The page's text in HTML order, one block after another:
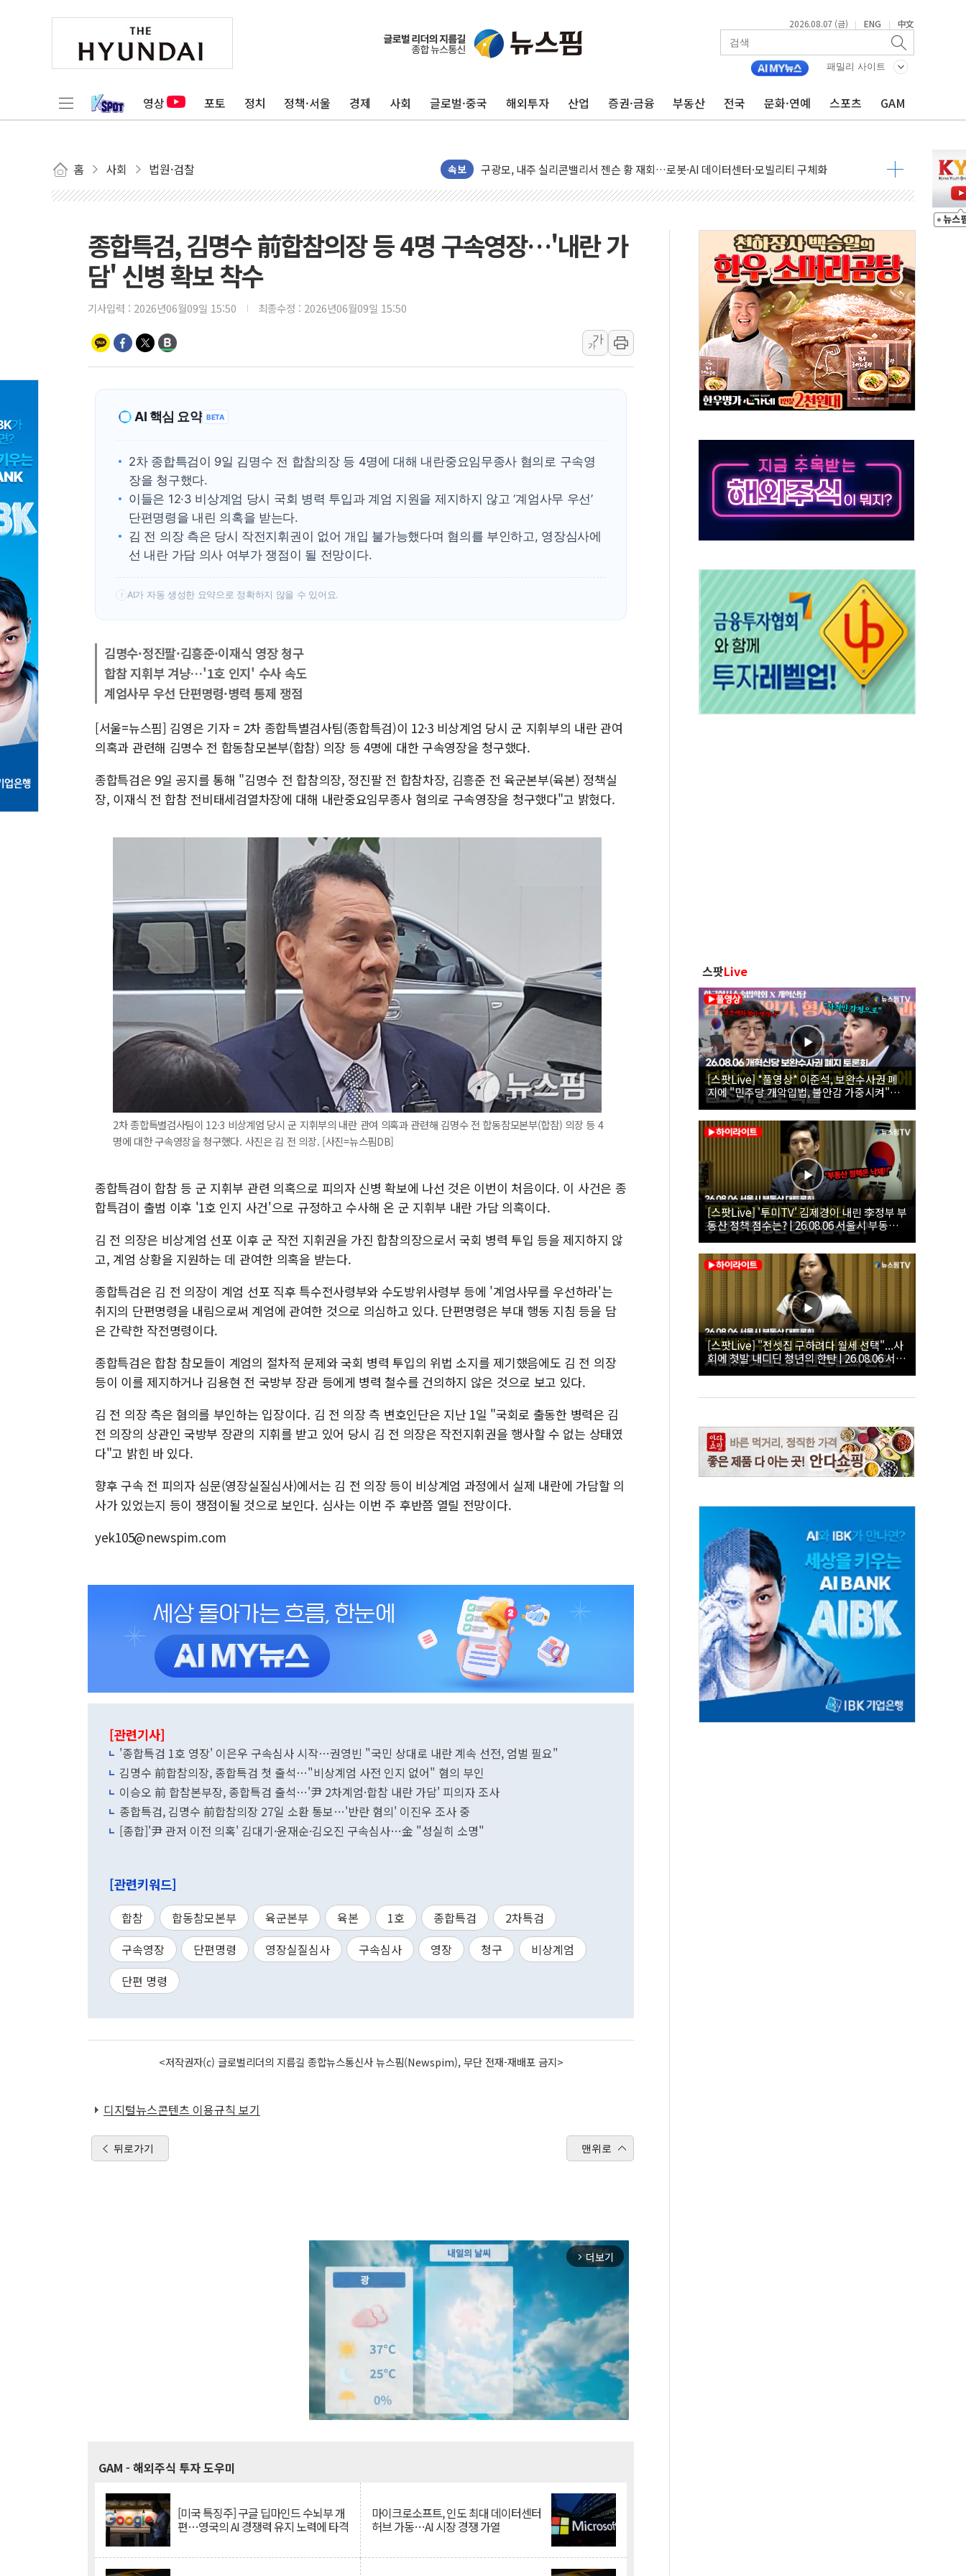
2026.08.07 (금) | ENG | 中文
패밀리 사이트
영상 포토 정치 정책·서울 경제 사회 글로벌·중국 해외투자 산업 증권·금융 부동산 전국 문화·연예 스포츠 GAM
홈 사회 법원·검찰 속보
유럽증시, 견조한 실적 소화하며 대부분 상승… "2분기 기업 순이익 21% 증가" 전망
리투아니아 국방 "러, 우크라 드론으로 나토 회원국 공격 검토… 거짓 깃발 작전"
뉴욕증시 개장 전 특징주...모더나·아이온큐·도어대시↑ VS 샌디스크·피그마·앱러빈↓
김정관 장관 "영업이익 N% 성과급 반대…상법·자본시장법 개정 논의"
청와대, 북한 단거리 탄도미사일 발사에 긴급 안보 점검회의
금값 7주 만에 최고…美 고용 둔화·호르무즈 재개방 기대에 강세
[인도증시] 중동 긴장 완화에 실적 호조까지, 상승...호실적 보고 기업 상승세 뚜렷
러, 1인칭시점 드론으로 우크라 민간인 '사파리' 공격… 시민들 공포감 극대화 전략
[베트남 증시] 지수 하락 속 'DGC' 임시 주총 기대감에 홀로 상한가…마진 잔액은 사상 최고
'월가의 황제' 다이먼 "금융시장 레버리지 위험수위…숨은 차입이 더 큰 변수"
양주 섬유염색공장서 화재 1명 중상…대응 1단계 진압 중
김정관 산업부 장관 "주 52시간 손봐야, 경쟁상대 中과 비교해야"
해군 1함대 창설 80주년…지역과 함께하는 '선봉'의 대민 봉사
동해해경, 독도 해상서 부유물 감긴 어선 구조
주한미군 "오산기지 누출, 백린 아닌 무해한 표면 부식 물질"
구미 폐염산처리업체서 불 2시간30여분만에 진화...외국인 노동자 숨져
종합특검, 김명수 前합참의장 등 4명 구속영장…'내란 가
담' 신병 확보 착수
기사입력 : 2026년06월09일 15:50 최종수정 : 2026년06월09일 15:50
가
가
AI 핵심 요약 BETA
2차 종합특검이 9일 김명수 전 합참의장 등 4명에 대해 내란중요임무종사 혐의로 구속영
장을 청구했다.
이들은 12·3 비상계엄 당시 국회 병력 투입과 계엄 지원을 제지하지 않고 ‘계엄사무 우선’
단편명령을 내린 의혹을 받는다.
김 전 의장 측은 당시 작전지휘권이 없어 개입 불가능했다며 혐의를 부인하고, 영장심사에
선 내란 가담 의사 여부가 쟁점이 될 전망이다.
! AI가 자동 생성한 요약으로 정확하지 않을 수 있어요.
김명수·정진팔·김흥준·이재식 영장 청구
합참 지휘부 겨냥…'1호 인지' 수사 속도
계엄사무 우선 단편명령·병력 통제 쟁점
[서울=뉴스핌] 김영은 기자 = 2차 종합특별검사팀(종합특검)이 12·3 비상계엄 당시 군 지휘부의 내란 관여
의혹과 관련해 김명수 전 합동참모본부(합참) 의장 등 4명에 대한 구속영장을 청구했다.
종합특검은 9일 공지를 통해 "김명수 전 합참의장, 정진팔 전 합참차장, 김흥준 전 육군본부(육본) 정책실
장, 이재식 전 합참 전비태세검열차장에 대해 내란중요임무종사 혐의로 구속영장을 청구했다"고 밝혔다.
2차 종합특별검사팀이 12·3 비상계엄 당시 군 지휘부의 내란 관여 의혹과 관련해 김명수 전 합동참모본부(합참) 의장 등 4
명에 대한 구속영장을 청구했다. 사진은 김 전 의장. [사진=뉴스핌DB]
종합특검이 합참 등 군 지휘부 관련 의혹으로 피의자 신병 확보에 나선 것은 이번이 처음이다. 이 사건은 종
합특검이 출범 이후 '1호 인지 사건'으로 규정하고 수사해 온 군 지휘부 내란 가담 의혹이다.
김 전 의장은 비상계엄 선포 이후 군 작전 지휘권을 가진 합참의장으로서 국회 병력 투입 등을 제지하지 않
고, 계엄 상황을 지원하는 데 관여한 의혹을 받는다.
종합특검은 김 전 의장이 계엄 선포 직후 특수전사령부와 수도방위사령부 등에 '계엄사무를 우선하라'는
취지의 단편명령을 내림으로써 계엄에 관여한 것으로 의심하고 있다. 단편명령은 부대 행동 지침 등을 담
은 간략한 작전명령이다.
종합특검은 합참 참모들이 계엄의 절차적 문제와 국회 병력 투입의 위법 소지를 제기했음에도 김 전 의장
등이 이를 제지하거나 김용현 전 국방부 장관 등에게 병력 철수를 건의하지 않은 것으로 보고 있다.
김 전 의장 측은 혐의를 부인하는 입장이다. 김 전 의장 측 변호인단은 지난 1일 "국회로 출동한 병력은 김
전 의장의 상관인 국방부 장관의 지휘를 받고 있어 당시 김 전 의장은 작전지휘권을 행사할 수 없는 상태였
다"고 밝힌 바 있다.
향후 구속 전 피의자 심문(영장실질심사)에서는 김 전 의장 등이 비상계엄 과정에서 실제 내란에 가담할 의
사가 있었는지 등이 쟁점이될 것으로 보인다. 심사는 이번 주 후반쯤 열릴 전망이다.
yek105@newspim.com
[관련기사]
'종합특검 1호 영장' 이은우 구속심사 시작…권영빈 "국민 상대로 내란 계속 선전, 엄벌 필요"
김명수 前합참의장, 종합특검 첫 출석…"비상계엄 사전 인지 없어" 혐의 부인
이승오 前 합참본부장, 종합특검 출석…'尹 2차계엄·합참 내란 가담' 피의자 조사
종합특검, 김명수 前합참의장 27일 소환 통보…'반란 혐의' 이진우 조사 중
[종합]'尹 관저 이전 의혹' 김대기·윤재순·김오진 구속심사…金 "성실히 소명"
[관련키워드]
합참 합동참모본부 육군본부 육본 1호 종합특검
2차특검
구속영장
단편명령 영장실질심사 구속심사 영장 청구
비상계엄
단편 명령
<저작권자(c) 글로벌리더의 지름길 종합뉴스통신사 뉴스핌(Newspim), 무단 전재-재배포 금지>
디지털뉴스콘텐츠 이용규칙 보기
뒤로가기 맨위로
arrow_forward_ios 더보기
GAM - 해외주식 투자 도우미
[미국 특징주] 구글 딥마인드 수뇌부 개
편…영국의 AI 경쟁력 유지 노력에 타격
마이크로소프트, 인도 최대 데이터센터
허브 가동…AI 시장 경쟁 가열
스팟Live
[스팟Live] *풀영상* 이준석, 보완수사권 폐
지에 "민주당 개악입법, 불안감 가중시켜"｜
26.08.06 개혁신당 보완수사권 폐지 토론회
[스팟Live] '투미TV' 김제경이 내린 李정부 부
동산 정책 점수는? | 26.08.06 서울시 부동산
대토론회
[스팟Live] "전셋집 구하려다 월세 선택"...사
회에 첫발 내디딘 청년의 한탄 | 26.08.06 서울
시 부동산 대토론회